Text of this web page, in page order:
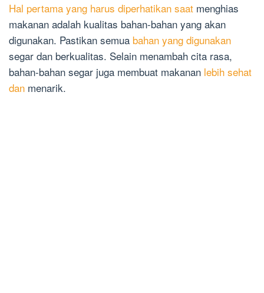
Hal pertama yang harus diperhatikan saat menghias
makanan adalah kualitas bahan-bahan yang akan
digunakan. Pastikan semua bahan yang digunakan
segar dan berkualitas. Selain menambah cita rasa,
bahan-bahan segar juga membuat makanan lebih sehat
dan menarik.